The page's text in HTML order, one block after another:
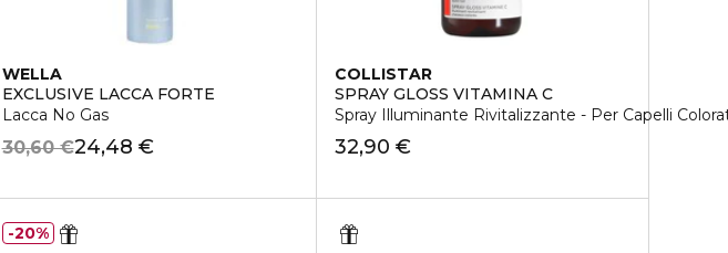
WELLA
EXCLUSIVE LACCA FORTE
Lacca No Gas
24,48 €
30,60 €
COLLISTAR
SPRAY GLOSS VITAMINA C
Spray Illuminante Rivitalizzante - Per Capelli
32,90 €
20%